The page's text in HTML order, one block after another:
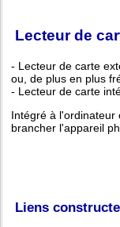
Lecteur de
- Lecteur de carte
ou, de plus en plus
- Lecteur de carte
Intégré à l'ordinateur
brancher l'appareil
Liens